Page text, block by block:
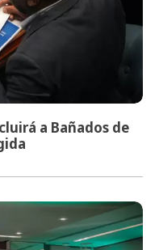
a Bañados de